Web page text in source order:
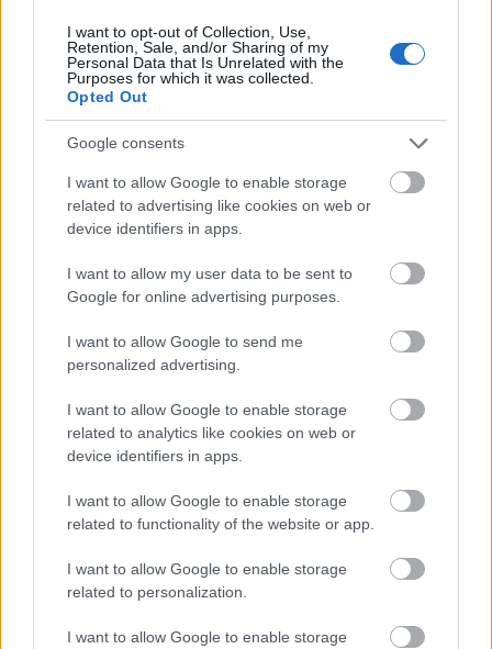
I want to opt-out of Collection, Use,
Retention, Sale, and/or Sharing of my
Personal Data that Is Unrelated with the
Purposes for which it was collected.
Opted Out
Google consents
I want to allow Google to enable storage
related to advertising like cookies on web or
device identifiers in apps.
I want to allow my user data to be sent to
Google for online advertising purposes.
I want to allow Google to send me
personalized advertising.
I want to allow Google to enable storage
related to analytics like cookies on web or
device identifiers in apps.
I want to allow Google to enable storage
related to functionality of the website or app.
I want to allow Google to enable storage
related to personalization.
I want to allow Google to enable storage
Το Minecraft έρχεται στο Nintendo Switch 2 όπως δεν το
έχετε ξαναδεί
Η εορτή της Μεταμόρφωσης στον Ψαθόπυργο ΦΩΤΟ